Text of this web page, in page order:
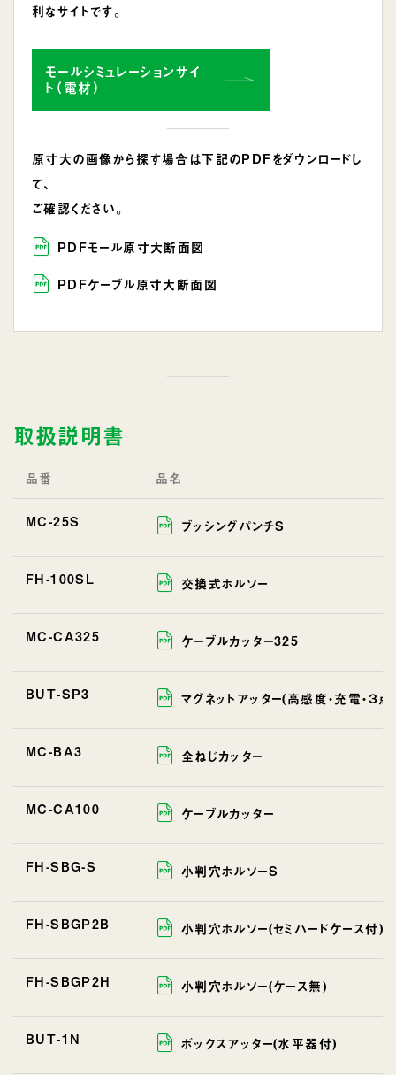
利なサイトです。
モールシミュレーションサイ
ト（電材）
原寸大の画像から探す場合は下記のPDFをダウンロードし
て、
ご確認ください。
PDFモール原寸大断面図
PDFケーブル原寸大断面図
取扱説明書
品番 品名
MC-25S ブッシングパンチS
FH-100SL 交換式ホルソー
MC-CA325 ケーブルカッター325
BUT-SP3 マグネットアッター(高感度・充電・３
MC-BA3 全ねじカッター
MC-CA100 ケーブルカッター
FH-SBG-S 小判穴ホルソーS
FH-SBGP2B 小判穴ホルソー(セミハードケース付)
FH-SBGP2H 小判穴ホルソー(ケース無)
BUT-1N ボックスアッター(水平器付)